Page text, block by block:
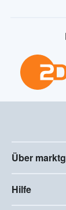
Über
Hilfe